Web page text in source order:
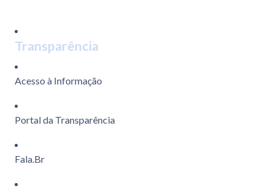
Transparência
Acesso à Informação
Portal da Transparência
Fala.Br